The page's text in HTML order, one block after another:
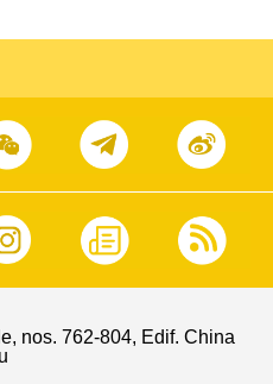
nos. 762-804, Edif. China